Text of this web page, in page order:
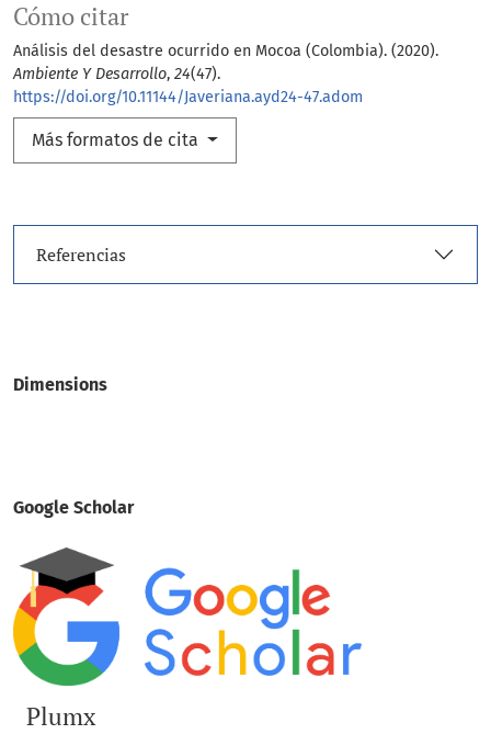
Cómo citar
Análisis del desastre ocurrido en Mocoa (Colombia). (2020).
Ambiente Y Desarrollo, 24(47).
https://doi.org/10.11144/Javeriana.ayd24-47.adom
Más formatos de cita
Dimensions
Google Scholar
Plumx
Referencias